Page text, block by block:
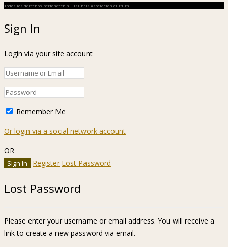
Todos los derechos pertenecen a Hislibris Asociación cultural
Sign In
Login via your site account
Remember Me
Or login via a social network account
OR
Register Lost Password
Lost Password
Please enter your username or email address. You will receive a
link to create a new password via email.